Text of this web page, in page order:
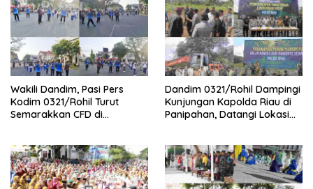
Wakili Dandim, Pasi Pers
Kodim 0321/Rohil Turut
Semarakkan CFD di
Dandim 0321/Rohil Dampingi
Kunjungan Kapolda Riau di
Panipahan, Datangi Lokasi